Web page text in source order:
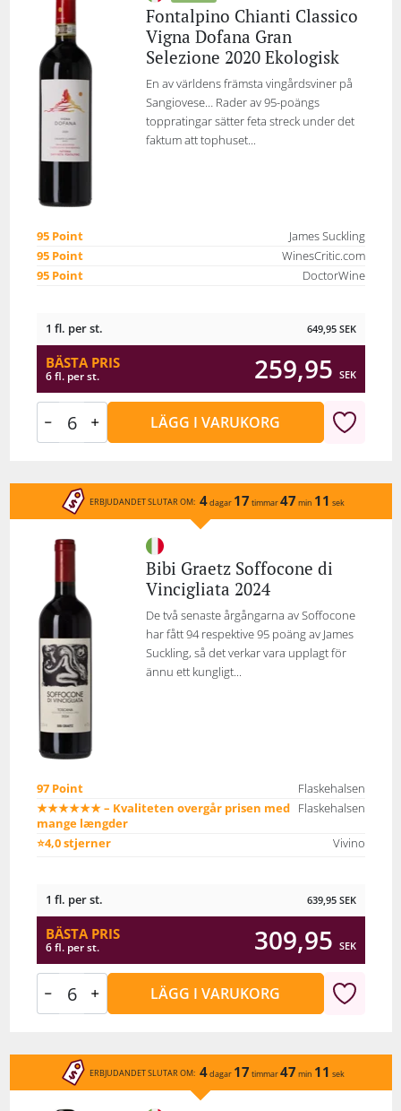
Fontalpino Chianti Classico
Vigna Dofana Gran
Selezione 2020 Ekologisk
En av världens främsta vingårdsviner på
Sangiovese… Rader av 95-poängs
toppratingar sätter feta streck under det
faktum att tophuset...
95 Point
James Suckling
95 Point
WinesCritic.com
95 Point
DoctorWine
1 fl. per st. 649,95 SEK
BÄSTA PRIS
6 fl. per st. 259,95 SEK
LÄGG I VARUKORG
ERBJUDANDET SLUTAR OM: 4dagar 17 timmar47 min 11 sek
Bibi Graetz Soffocone di
Vincigliata 2024
De två senaste årgångarna av Soffocone
har fått 94 respektive 95 poäng av James
Suckling, så det verkar vara upplagt för
ännu ett kungligt...
97 Point
Flaskehalsen
★★★★★★ – Kvaliteten overgår prisen med
mange længder
Flaskehalsen
⭐4,0 stjerner Vivino
1 fl. per st. 639,95 SEK
BÄSTA PRIS
6 fl. per st. 309,95 SEK
LÄGG I VARUKORG
ERBJUDANDET SLUTAR OM: 4dagar 17 timmar47 min 11 sek